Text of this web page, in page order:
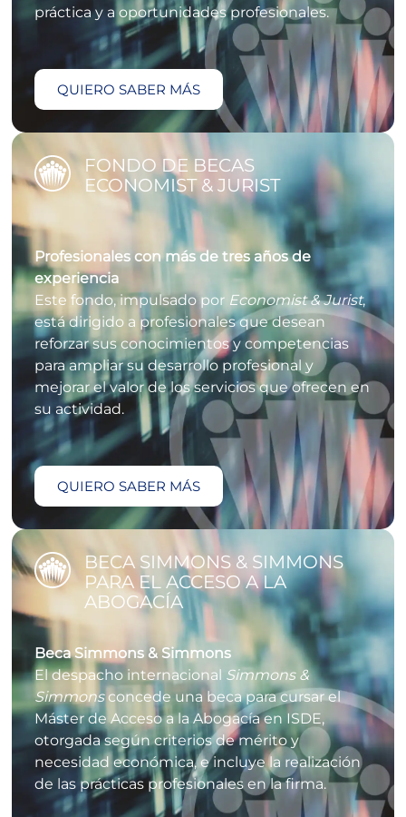
práctica y a oportunidades profesionales.
QUIERO SABER MÁS
FONDO DE BECAS
ECONOMIST & JURIST
Profesionales con más de tres años de
experiencia
Este fondo, impulsado por Economist & Jurist,
está dirigido a profesionales que desean
reforzar sus conocimientos y competencias
para ampliar su desarrollo profesional y
mejorar el valor de los servicios que ofrecen en
su actividad.
QUIERO SABER MÁS
BECA SIMMONS & SIMMONS
PARA EL ACCESO A LA
ABOGACÍA
Beca Simmons & Simmons
El despacho internacional Simmons &
Simmonsconcede una beca para cursar el
Máster de Acceso a la Abogacía en ISDE,
otorgada según criterios de mérito y
necesidad económica, e incluye la realización
de las prácticas profesionales en la firma.